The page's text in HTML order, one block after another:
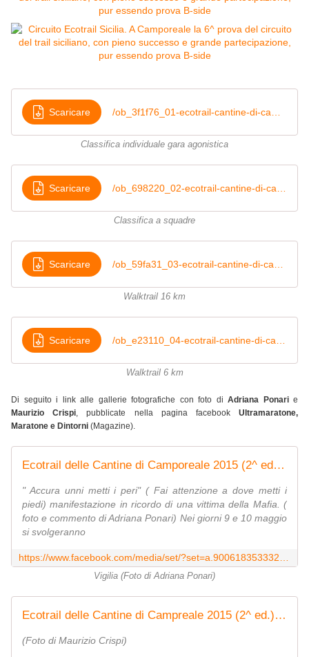
Scaricare
Classifica individuale gara agonistica
Scaricare
Classifica a squadre
Scaricare
Walktrail 16 km
Scaricare
Walktrail 6 km
Di seguito i link alle gallerie fotografiche con foto di Adriana Ponarie
Maurizio Crispi, pubblicate nella pagina facebookUltramaratone,
Maratone e Dintorni (Magazine).
Ecotrail delle Cantine di Camporeale 2015 (2^ ed.). Vigilia
" Accura unni metti i peri" ( Fai attenzione a dove metti i
piedi) manifestazione in ricordo di una vittima della Mafia. (
foto e commento di Adriana Ponari) Nei giorni 9 e 10 maggio
si svolgeranno
Vigilia (Foto di Adriana Ponari)
Ecotrail delle Cantine di Campreale 2015 (2^ ed.). Preamboli e pa
(Foto di Maurizio Crispi)